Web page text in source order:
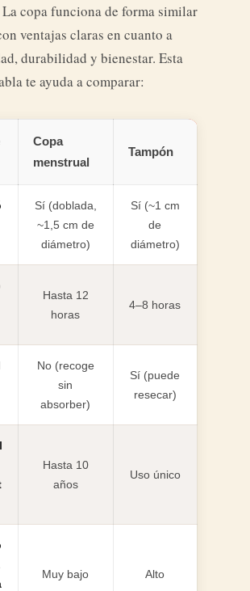
copa funciona de forma similar
ventajas claras en cuanto a
durabilidad y bienestar. Esta
te ayuda a comparar:
Copa
menstrual
Tampón
Sí (doblada,
~1,5 cm de
diámetro)
Sí (~1 cm
de
diámetro)
Hasta 12
horas
4–8 horas
No (recoge
sin
absorber)
Sí (puede
resecar)
Hasta 10
años
Uso único
Muy bajo Alto